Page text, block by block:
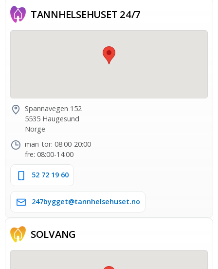
TANNHELSE­HUSET 24/7
Spannavegen 152
5535 Haugesund
Norge
man-tor: 08:00-20:00
fre: 08:00-14:00
52 72 19 60
247bygget@tannhelsehuset.no
SOLVANG